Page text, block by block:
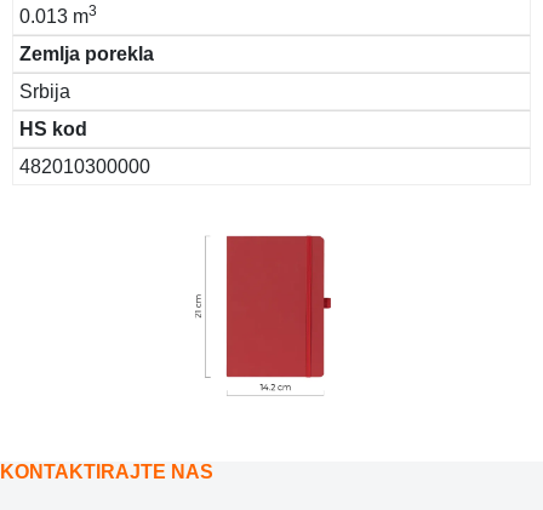
0.013 m3
Zemlja porekla
Srbija
HS kod
482010300000
KONTAKTIRAJTE NAS